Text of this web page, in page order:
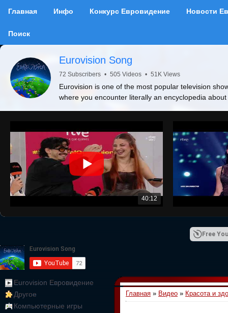
Главная Инфо Конкурс Евровидение Новости
Поиск
Eurovision Song
72 Subscribers • 505 Videos • 51K Views
Eurovision is one of the most popular television
where you encounter literally an encyclopedia
40:12
Free
Eurovision Евровидение
Другое
Компьютерные игры
Главная » Видео » Красота и